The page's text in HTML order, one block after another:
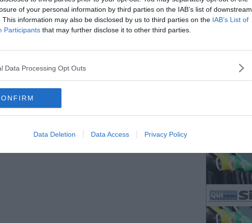
of your personal information by third parties on the IAB’s list of downstream
This information may also be disclosed by us to third parties on the IAB’s List of
Participants that may further disclose it to other third parties.
Data Processing Opt Outs
Data Deletion Data Access Privacy Policy